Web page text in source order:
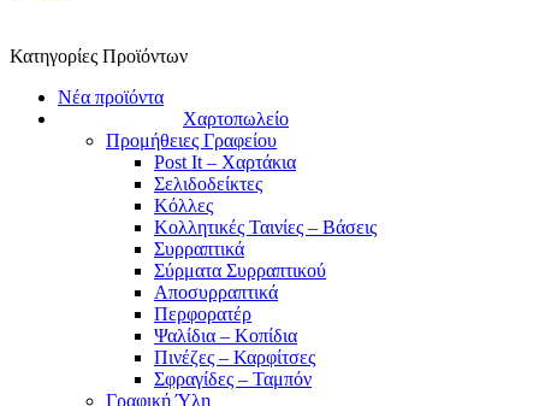
Κατηγορίες Προϊόντων
Νέα προϊόντα
Χαρτοπωλείο
Προμήθειες Γραφείου
Post It – Χαρτάκια
Σελιδοδείκτες
Κόλλες
Κολλητικές Ταινίες – Βάσεις
Συρραπτικά
Σύρματα Συρραπτικού
Αποσυρραπτικά
Περφορατέρ
Ψαλίδια – Κοπίδια
Πινέζες – Καρφίτσες
Σφραγίδες – Ταμπόν
Γραφική Ύλη